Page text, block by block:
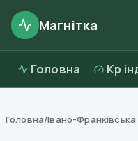
Магнітка
Головна Kp
Головна/Івано-